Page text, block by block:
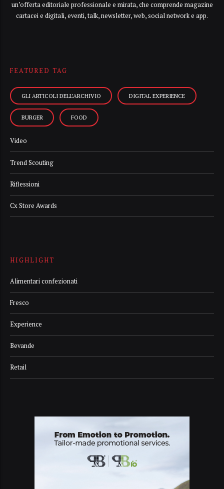
un’offerta editoriale professionale e mirata, che comprende magazine
cartacei e digitali, eventi, talk, newsletter, web, social network e app.
FEATURED TAG
GLI ARTICOLI DELL’ARCHIVIO DIGITAL EXPERIENCE
BURGER FOOD
Video
Trend Scouting
Riflessioni
Cx Store Awards
HIGHLIGHT
Alimentari confezionati
Fresco
Experience
Bevande
Retail